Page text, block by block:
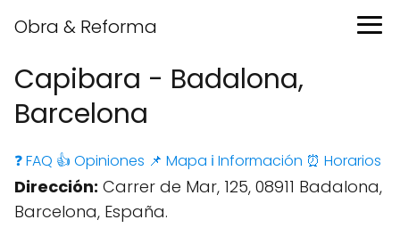
Obra & Reforma
Capibara - Badalona,
Barcelona
❓ FAQ 👍 Opiniones 📌 Mapa ℹ️ Información ⏰ Horarios
Dirección: Carrer de Mar, 125, 08911 Badalona,
Barcelona, España.